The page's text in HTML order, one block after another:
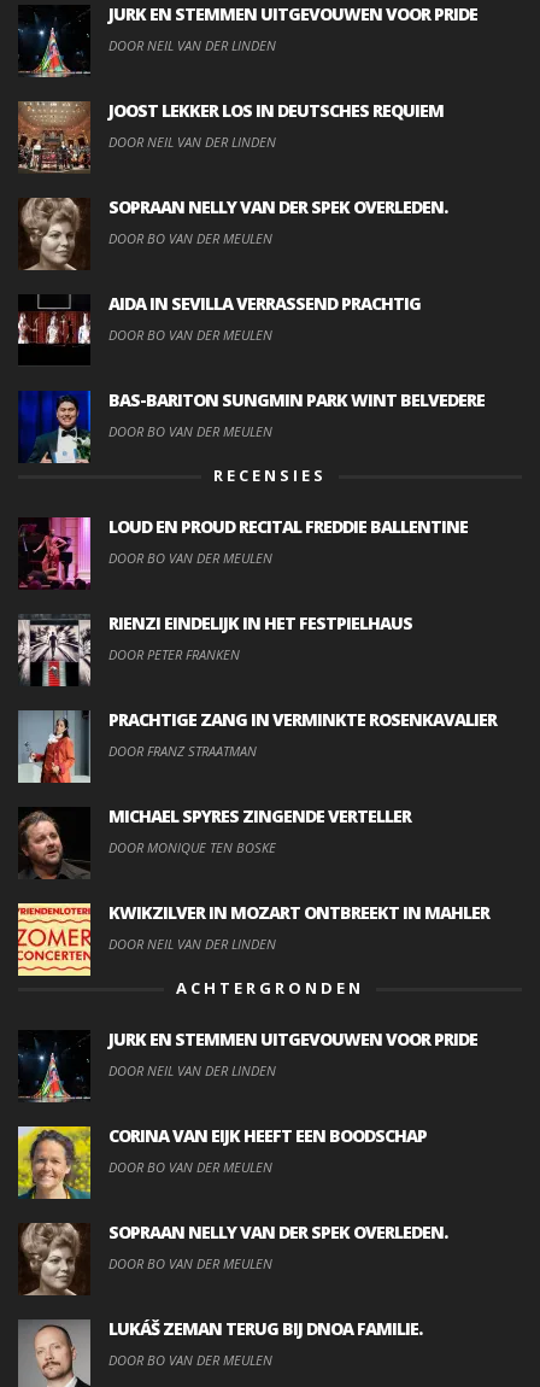
JURK EN STEMMEN UITGEVOUWEN VOOR PRIDE
DOOR NEIL VAN DER LINDEN
JOOST LEKKER LOS IN DEUTSCHES REQUIEM
DOOR NEIL VAN DER LINDEN
SOPRAAN NELLY VAN DER SPEK OVERLEDEN.
DOOR BO VAN DER MEULEN
AIDA IN SEVILLA VERRASSEND PRACHTIG
DOOR BO VAN DER MEULEN
BAS-BARITON SUNGMIN PARK WINT BELVEDERE
DOOR BO VAN DER MEULEN
RECENSIES
LOUD EN PROUD RECITAL FREDDIE BALLENTINE
DOOR BO VAN DER MEULEN
RIENZI EINDELIJK IN HET FESTPIELHAUS
DOOR PETER FRANKEN
PRACHTIGE ZANG IN VERMINKTE ROSENKAVALIER
DOOR FRANZ STRAATMAN
MICHAEL SPYRES ZINGENDE VERTELLER
DOOR MONIQUE TEN BOSKE
KWIKZILVER IN MOZART ONTBREEKT IN MAHLER
DOOR NEIL VAN DER LINDEN
ACHTERGRONDEN
JURK EN STEMMEN UITGEVOUWEN VOOR PRIDE
DOOR NEIL VAN DER LINDEN
CORINA VAN EIJK HEEFT EEN BOODSCHAP
DOOR BO VAN DER MEULEN
SOPRAAN NELLY VAN DER SPEK OVERLEDEN.
DOOR BO VAN DER MEULEN
LUKÁŠ ZEMAN TERUG BIJ DNOA FAMILIE.
DOOR BO VAN DER MEULEN